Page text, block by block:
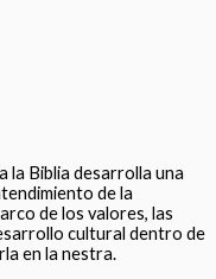
la Biblia desarrolla una
de la
de los valores, las
cultural dentro de
en la nestra.